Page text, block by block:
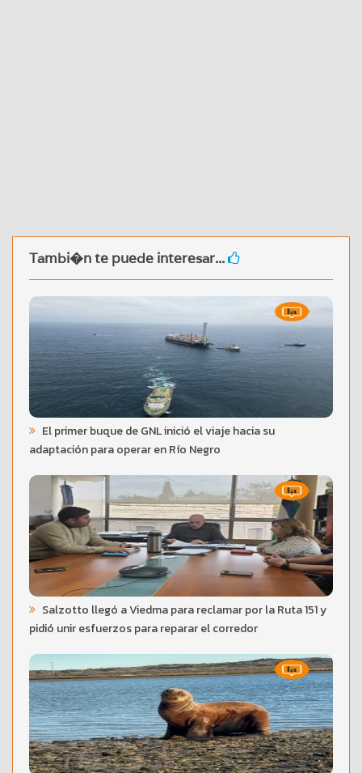
Tambi�n te puede interesar...
El primer buque de GNL inició el viaje hacia su
adaptación para operar en Río Negro
Salzotto llegó a Viedma para reclamar por la Ruta 151 y
pidió unir esfuerzos para reparar el corredor